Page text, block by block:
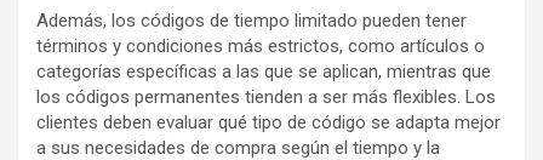
Además, los códigos de tiempo limitado pueden tener
términos y condiciones más estrictos, como artículos o
categorías específicas a las que se aplican, mientras que
los códigos permanentes tienden a ser más flexibles. Los
clientes deben evaluar qué tipo de código se adapta mejor
a sus necesidades de compra según el tiempo y la